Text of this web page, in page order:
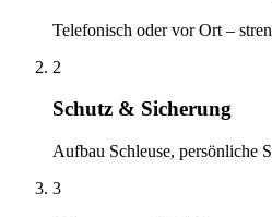
Telefonisch oder vor Ort –
2
Schutz & Sicherung
Aufbau Schleuse, persönliche
3